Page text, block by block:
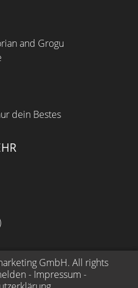
and Grogu
dein Bestes
GmbH. All rights
- Impressum -